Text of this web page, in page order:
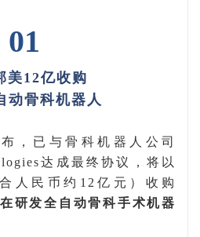
01
美12亿收购
动骨科机器人
，已与骨科机器人公司
达成最终协议， 将以
合人民币约 12 亿 元） 收购
研发全自动骨科手术机器